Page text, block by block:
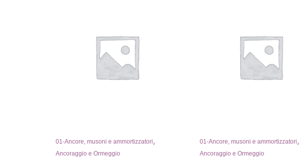
01-Ancore, musoni e ammortizzatori,
Ancoraggio e Ormeggio
01-Ancore, musoni e ammortizzatori,
Ancoraggio e Ormeggio